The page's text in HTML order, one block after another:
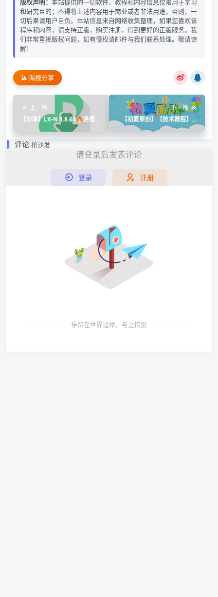
版权声明： 本站提供的一切软件、教程和内容信息仅限用于学习
和研究目的；不得将上述内容用于商业或者非法用途，否则，一
切后果请用户自负。本站信息来自网络收集整理，如果您喜欢该
程序和内容，请支持正版，购买注册，得到更好的正版服务。我
们非常重视版权问题，如有侵权请邮件与我们联系处理。敬请谅
解！
海报分享
上一篇
【分享】LX-N 1.8.63🔥洛雪最
强魔改版🔥支持母带下载
下一篇
【初夏原创】【技术教程】一
次关于cocos加密jsc的解密
评论 抢沙发
请登录后发表评论
登录 注册
停留在世界边缘，与之惜别